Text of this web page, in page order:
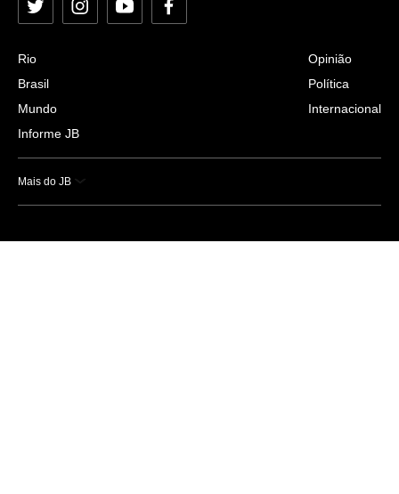
Twitter InstagramYouTubeFacebook
Rio
Brasil
Mundo
Informe JB
Opinião
Política
Internacional
Mais do JB
Esportes